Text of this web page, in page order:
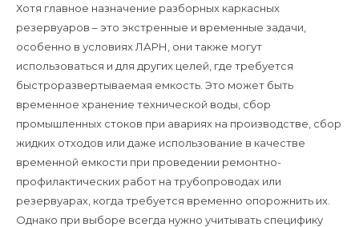
Хотя главное назначение разборных каркасных
резервуаров – это экстренные и временные задачи,
особенно в условиях ЛАРН, они также могут
использоваться и для других целей, где требуется
быстроразвертываемая емкость. Это может быть
временное хранение технической воды, сбор
промышленных стоков при авариях на производстве, сбор
жидких отходов или даже использование в качестве
временной емкости при проведении ремонтно-
профилактических работ на трубопроводах или
резервуарах, когда требуется временно опорожнить их.
Однако при выборе всегда нужно учитывать специфику